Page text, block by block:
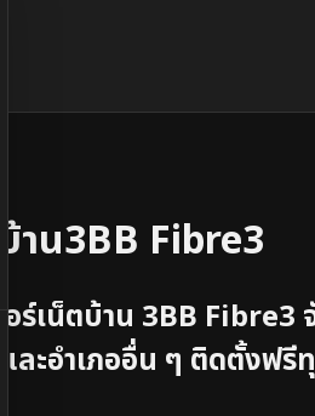
าน3BB Fibre3
อร์เน็ตบ้าน 3BB Fibre3
และอำเภออื่น ๆ ติดตั้งฟรี